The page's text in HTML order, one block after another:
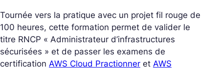
Tournée vers la pratique avec un projet fil rouge de
100 heures, cette formation permet de valider le
titre RNCP « Administrateur d’infrastructures
sécurisées » et de passer les examens de
certification AWS Cloud Practionner et AWS